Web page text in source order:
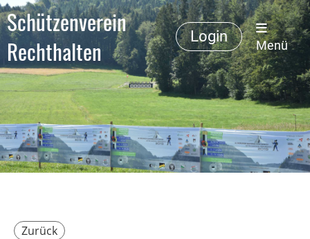
Schützenverein
Rechthalten
Login
Menü
Zurück